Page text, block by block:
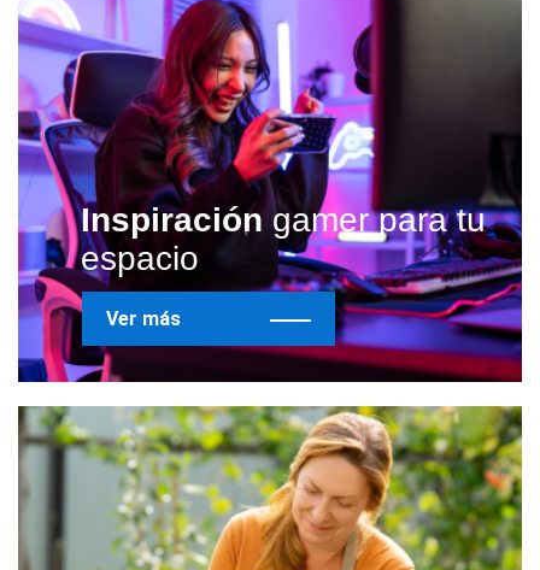
Inspiración gamer para tu
espacio
Ver más